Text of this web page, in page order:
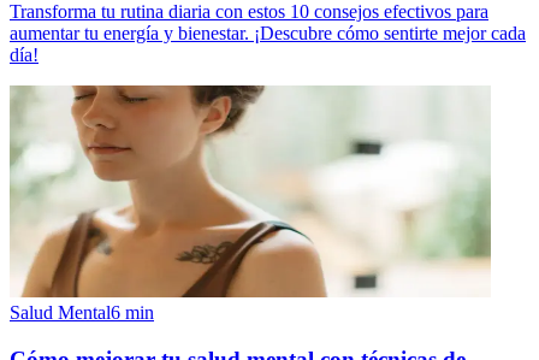
Transforma tu rutina diaria con estos 10 consejos efectivos para
aumentar tu energía y bienestar. ¡Descubre cómo sentirte mejor cada
día!
Salud Mental6 min